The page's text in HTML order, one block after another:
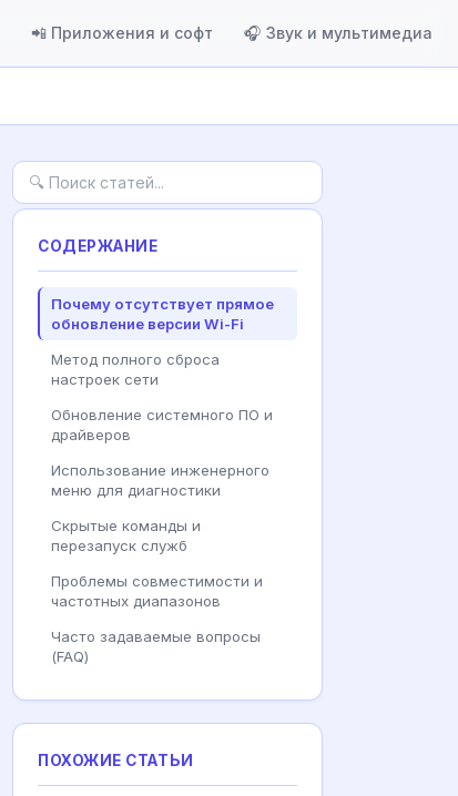
📲 Приложения и софт 🎧 Звук и мультимедиа
СОДЕРЖАНИЕ
Почему отсутствует прямое
обновление версии Wi-Fi
Метод полного сброса
настроек сети
Обновление системного ПО и
драйверов
Использование инженерного
меню для диагностики
Скрытые команды и
перезапуск служб
Проблемы совместимости и
частотных диапазонов
Часто задаваемые вопросы
(FAQ)
ПОХОЖИЕ СТАТЬИ